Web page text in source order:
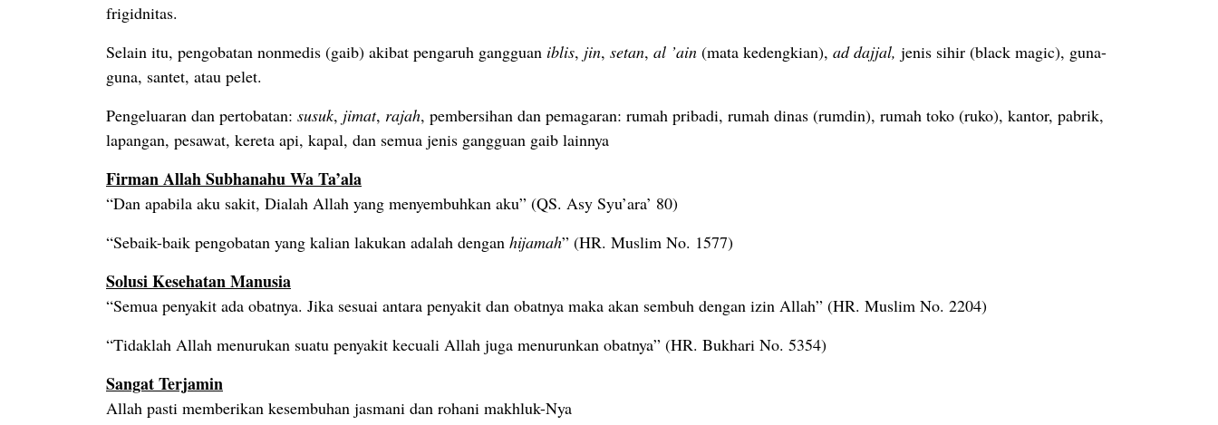
frigidnitas.
Selain itu, pengobatan nonmedis (gaib) akibat pengaruh gangguan iblis, jin, setan, al ’ain (mata kedengkian), ad dajjal, jenis sihir (black magic), guna-
guna, santet, atau pelet.
Pengeluaran dan pertobatan: susuk, jimat, rajah, pembersihan dan pemagaran: rumah pribadi, rumah dinas (rumdin), rumah toko (ruko), kantor, pabrik,
lapangan, pesawat, kereta api, kapal, dan semua jenis gangguan gaib lainnya
Firman Allah Subhanahu Wa Ta’ala
“Dan apabila aku sakit, Dialah Allah yang menyembuhkan aku” (QS. Asy Syu’ara’ 80)
“Sebaik-baik pengobatan yang kalian lakukan adalah dengan hijamah” (HR. Muslim No. 1577)
Solusi Kesehatan Manusia
“Semua penyakit ada obatnya. Jika sesuai antara penyakit dan obatnya maka akan sembuh dengan izin Allah” (HR. Muslim No. 2204)
“Tidaklah Allah menurukan suatu penyakit kecuali Allah juga menurunkan obatnya” (HR. Bukhari No. 5354)
Sangat Terjamin
Allah pasti memberikan kesembuhan jasmani dan rohani makhluk-Nya